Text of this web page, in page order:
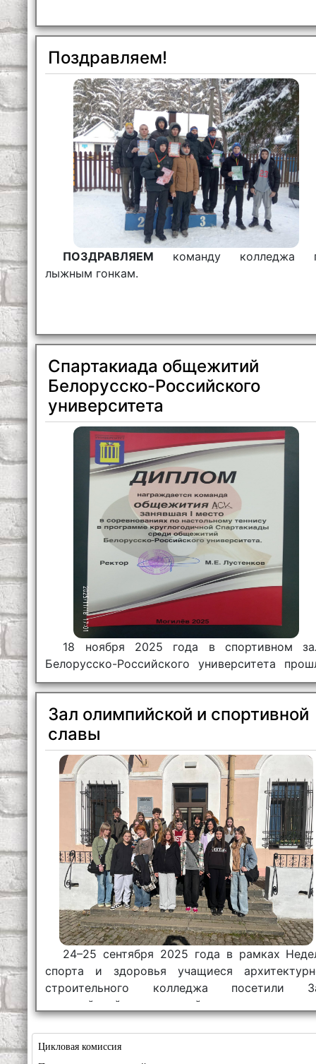
Поздравляем!
ПОЗДРАВЛЯЕМ команду колледжа
лыжным гонкам.
Спартакиада общежитий
Белорусско-Российского
университета
18 ноября 2025 года в спортивном
Белорусско-Российского университета
соревнования по настольному теннису
команд общежитий университета
архитектурно-строительного колледжа.
Зал олимпийской и спортивной
славы
24–25 сентября 2025 года в рамках
спорта и здоровья учащиеся
строительного колледжа посетили
олимпийской и спортивной славы.
Цикловая комиссия